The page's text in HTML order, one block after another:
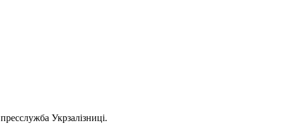
пресслужба Укрзалізниці.